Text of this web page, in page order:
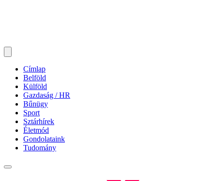
Címlap
Belföld
Külföld
Gazdaság / HR
Bűnügy
Sport
Sztárhírek
Életmód
Gondolataink
Tudomány